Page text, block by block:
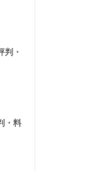
判・
・料